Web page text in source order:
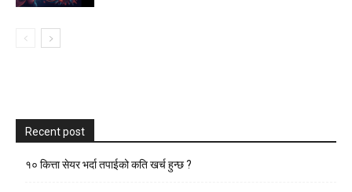
Recent post
१० कित्ता सेयर भर्दा तपाईको कति खर्च हुन्छ ?